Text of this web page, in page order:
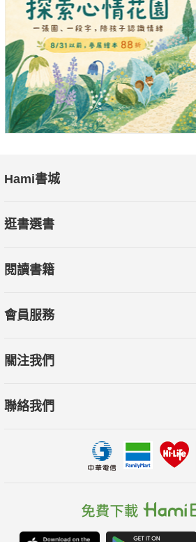
Hami書城
逛書選書
閱讀書籍
會員服務
關注我們
聯絡我們